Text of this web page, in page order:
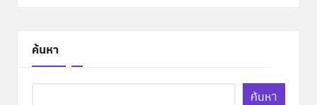
ค้นหา
ค้นหา